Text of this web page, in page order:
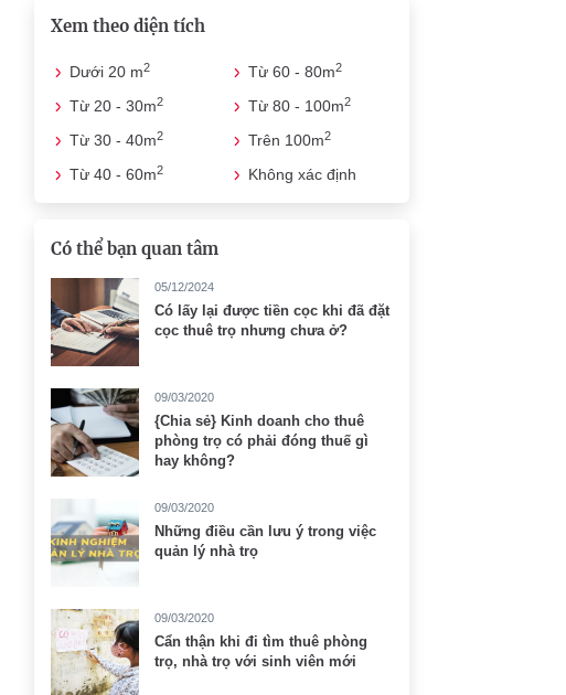
Xem theo diện tích
Dưới 20 m2
Từ 20 - 30m2
Từ 30 - 40m2
Từ 40 - 60m2
Từ 60 - 80m2
Từ 80 - 100m2
Trên 100m2
Không xác định
Có thể bạn quan tâm
05/12/2024
Có lấy lại được tiền cọc khi đã đặt
cọc thuê trọ nhưng chưa ở?
09/03/2020
{Chia sẻ} Kinh doanh cho thuê
phòng trọ có phải đóng thuế gì
hay không?
09/03/2020
Những điều cần lưu ý trong việc
quản lý nhà trọ
09/03/2020
Cẩn thận khi đi tìm thuê phòng
trọ, nhà trọ với sinh viên mới